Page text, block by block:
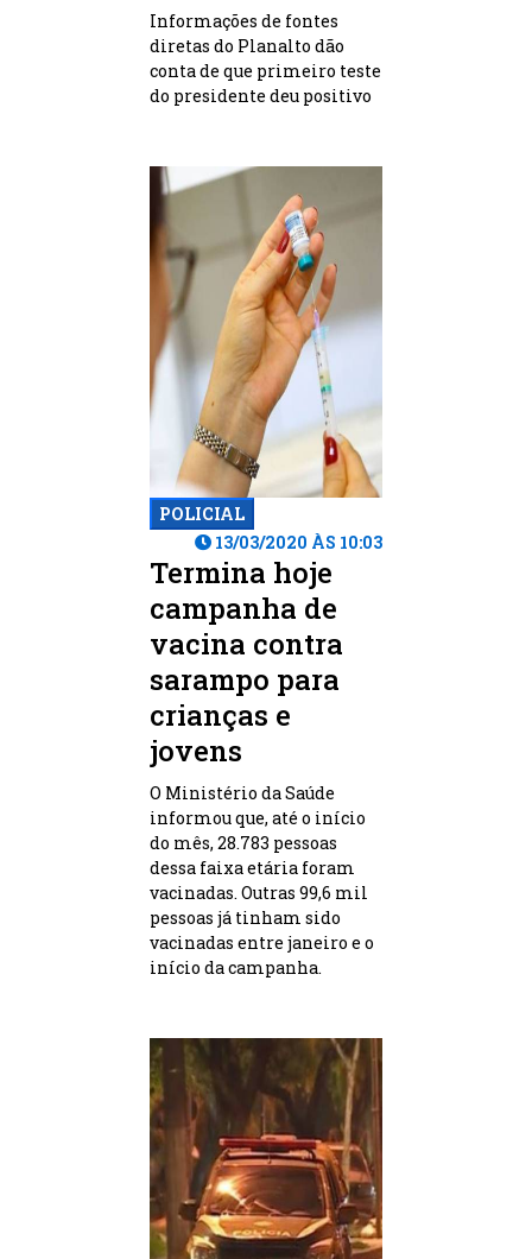
Informações de fontes
diretas do Planalto dão
conta de que primeiro teste
do presidente deu positivo
POLICIAL
13/03/2020 ÀS 10:03
Termina hoje
campanha de
vacina contra
sarampo para
crianças e
jovens
O Ministério da Saúde
informou que, até o início
do mês, 28.783 pessoas
dessa faixa etária foram
vacinadas. Outras 99,6 mil
pessoas já tinham sido
vacinadas entre janeiro e o
início da campanha.